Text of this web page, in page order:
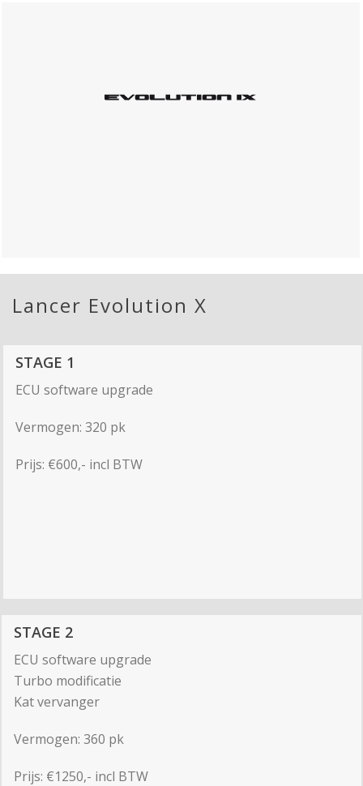
Lancer Evolution X
STAGE 1
ECU software upgrade
Vermogen: 320 pk
Prijs: €600,- incl BTW
STAGE 2
ECU software upgrade
Turbo modificatie
Kat vervanger
Vermogen: 360 pk
Prijs: €1250,- incl BTW